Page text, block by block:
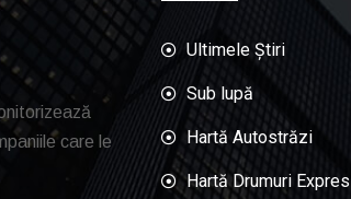
care le
Ultimele Știri
Sub lupă
Hartă Autostrăzi
Hartă Drumuri Expres